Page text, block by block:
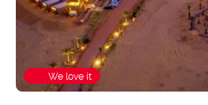
We love it